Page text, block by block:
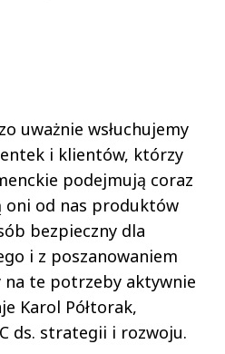
uważnie wsłuchujemy
i klientów, którzy
podejmują coraz
oni od nas produktów
bezpieczny dla
i z poszanowaniem
na te potrzeby aktywnie
Karol Półtorak,
ds. strategii i rozwoju.